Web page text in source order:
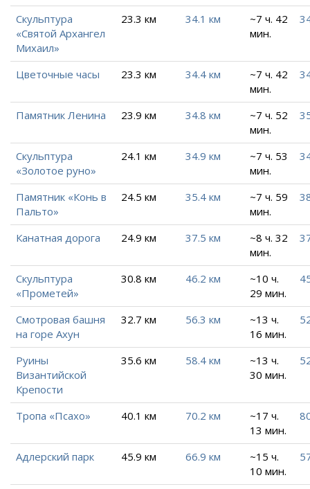
Скульптура
«Святой Архангел
Михаил»
23.3 км 34.1 км
~7 ч. 42
мин.
Цветочные часы 23.3 км 34.4 км
~7 ч. 42
мин.
Памятник Ленина 23.9 км 34.8 км
~7 ч. 52
мин.
Скульптура
«Золотое руно»
24.1 км 34.9 км
~7 ч. 53
мин.
Памятник «Конь в
Пальто»
24.5 км 35.4 км
~7 ч. 59
мин.
Канатная дорога 24.9 км 37.5 км
~8 ч. 32
мин.
Скульптура
«Прометей»
30.8 км 46.2 км
~10 ч.
29 мин.
Смотровая башня
на горе Ахун
32.7 км 56.3 км
~13 ч.
16 мин.
Руины
Византийской
Крепости
35.6 км 58.4 км
~13 ч.
30 мин.
Тропа «Псахо» 40.1 км 70.2 км
~17 ч.
13 мин.
Адлерский парк 45.9 км 66.9 км
~15 ч.
10 мин.